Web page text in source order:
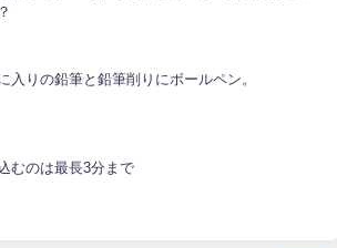
入りの鉛筆と鉛筆削りにボールペン。
むのは最長3分まで